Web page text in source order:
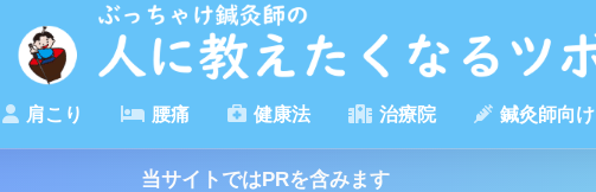
肩こり 腰痛 健康法 治療院 鍼灸師向け
当サイトではPRを含みます